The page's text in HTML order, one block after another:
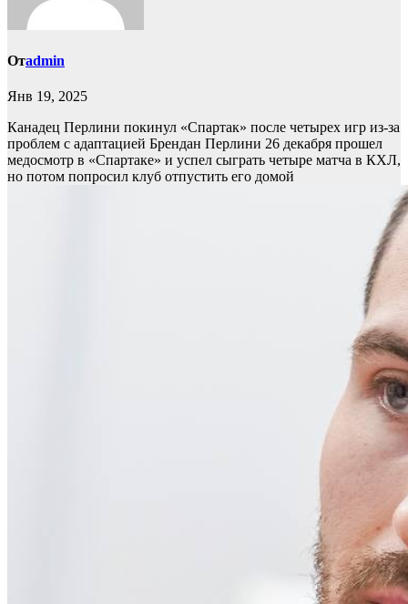
Отadmin
Янв 19, 2025
Канадец Перлини покинул «Спартак» после четырех игр из-за
проблем с адаптацией Брендан Перлини 26 декабря прошел
медосмотр в «Спартаке» и успел сыграть четыре матча в КХЛ,
но потом попросил клуб отпустить его домой